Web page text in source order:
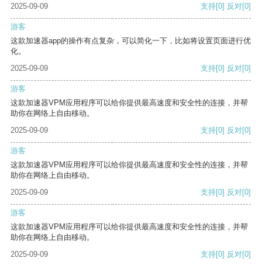
2025-09-09 支持[0] 反对[0]
游客
这款加速器app的操作有点复杂，可以简化一下，比如将设置页面进行优
化。
2025-09-09
支持[0] 反对[0]
游客
这款加速器VPM应用程序可以给你提供最高速度和安全性的连接，并帮
助你在网络上自由移动。
2025-09-09
支持[0] 反对[0]
游客
这款加速器VPM应用程序可以给你提供最高速度和安全性的连接，并帮
助你在网络上自由移动。
2025-09-09
支持[0] 反对[0]
游客
这款加速器VPM应用程序可以给你提供最高速度和安全性的连接，并帮
助你在网络上自由移动。
2025-09-09
支持[0] 反对[0]